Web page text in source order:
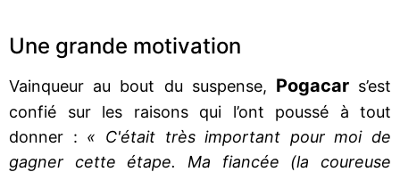
Une grande motivation
Vainqueur au bout du suspense, Pogacars’est
confié sur les raisons qui l’ont poussé à tout
donner : « C'était très important pour moi de
gagner cette étape. Ma fiancée (la coureuse